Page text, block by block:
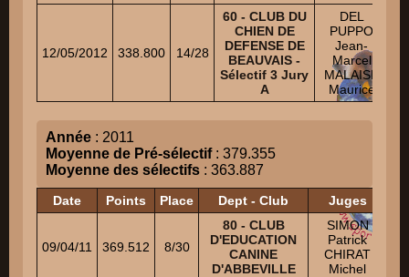
12/05/2012 338.800 14/28
60 - CLUB DU
CHIEN DE
DEFENSE DE
BEAUVAIS -
Sélectif 3 Jury
A
DEL
PUPPO
Jean-
Marcel
MALAISE
Maurice
Année : 2011
Moyenne de Pré-sélectif: 379.355
Moyenne des sélectifs : 363.887
Date Points Place Dept - Club Juges
09/04/11 369.512 8/30
80 - CLUB
D'EDUCATION
CANINE
D'ABBEVILLE
SIMON
Patrick
CHIRAT
Michel